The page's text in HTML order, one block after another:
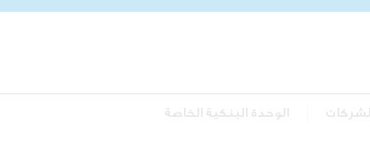
الشركات الوحدة البنكية الخاصة